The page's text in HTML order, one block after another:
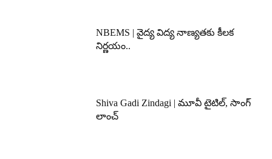
NBEMS | వైద్య విద్య నాణ్యతకు కీలక
నిర్ణయం..
Shiva Gadi Zindagi | మూవీ టైటిల్, సాంగ్
లాంచ్